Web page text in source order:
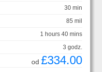
30 min
85 mil
1 hours 40 mins
3 godz.
od £334.00